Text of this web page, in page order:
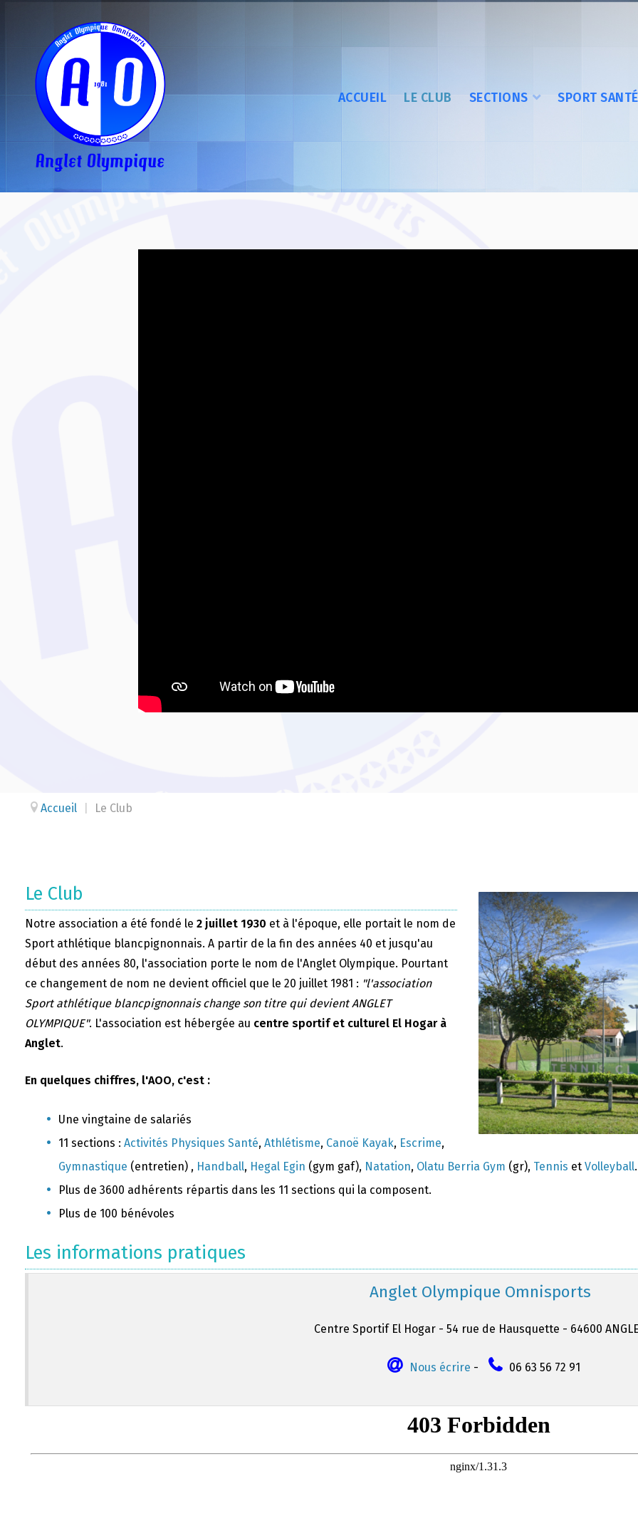
ACCUEIL LE CLUB SECTIONS SPORT SANTÉ
Accueil Le Club
Le Club
Notre association a été fondé le 2 juillet 1930 et à l'époque, elle portait le nom de
Sport athlétique blancpignonnais. A partir de la fin des années 40 et jusqu'au
début des années 80, l'association porte le nom de l'Anglet Olympique. Pourtant
ce changement de nom ne devient officiel que le 20 juillet 1981 : "l'association
Sport athlétique blancpignonnais change son titre qui devient ANGLET
OLYMPIQUE". L'association est hébergée au centre sportif et culturel El Hogar à
Anglet.
En quelques chiffres, l'AOO, c'est :
Une vingtaine de salariés
11 sections : Activités Physiques Santé, Athlétisme, Canoë Kayak, Escrime,
Gymnastique (entretien) , Handball, Hegal Egin (gym gaf), Natation, Olatu Berria Gym (gr), Tennis et Volleyball.
Plus de 3600 adhérents répartis dans les 11 sections qui la composent.
Plus de 100 bénévoles
Les informations pratiques
Anglet Olympique Omnisports
Centre Sportif El Hogar - 54 rue de Hausquette - 64600
Nous écrire - 06 63 56 72 91